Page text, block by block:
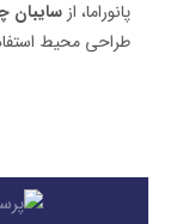
پانوراما، از سایبان
طراحی محیط